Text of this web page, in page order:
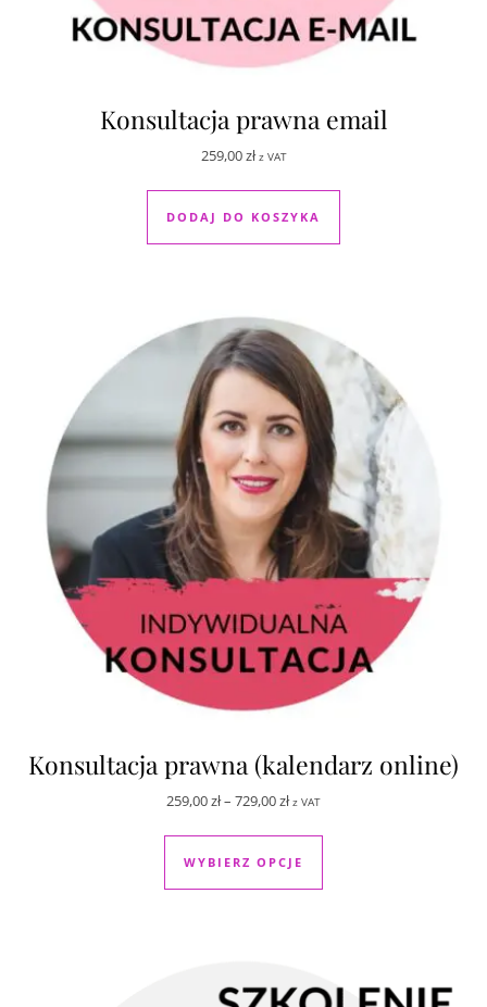
Konsultacja prawna email
259,00zł z VAT
DODAJ DO KOSZYKA
Konsultacja prawna (kalendarz online)
259,00zł– 729,00złZakres cen: od 259,00 zł do
z VAT
WYBIERZ OPCJE
Ten produkt ma